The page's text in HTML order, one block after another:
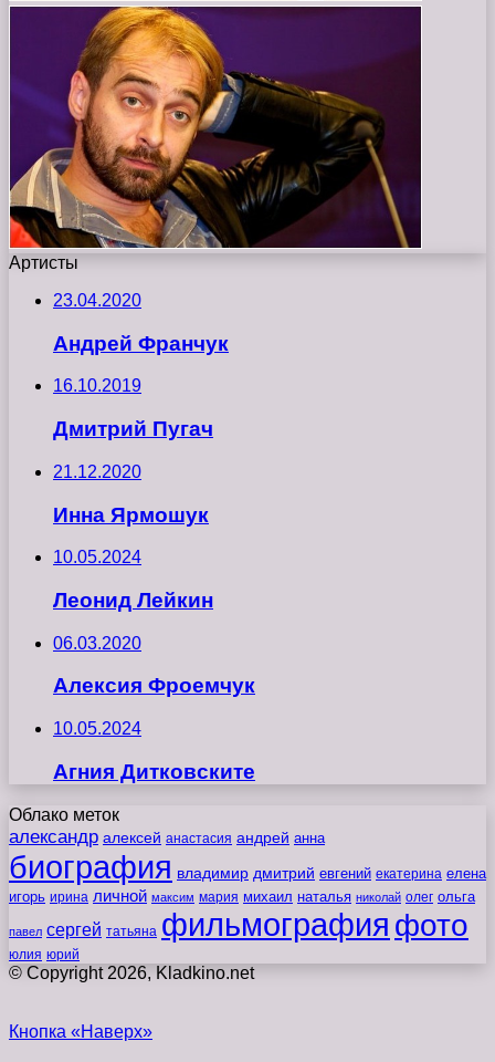
Артисты
23.04.2020
Андрей Франчук
16.10.2019
Дмитрий Пугач
21.12.2020
Инна Ярмошук
10.05.2024
Леонид Лейкин
06.03.2020
Алексия Фроемчук
10.05.2024
Агния Дитковските
Облако меток
александр алексей анастасия андрей анна
биография владимир дмитрий евгений екатерина елена
игорь ирина личной максим мария михаил наталья николай олег ольга
павел сергей татьяна фильмография фото
юлия юрий
© Copyright 2026, Kladkino.net
Кнопка «Наверх»